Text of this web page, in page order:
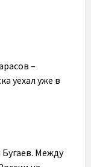
–
уехал уже в
Бугаев. Между